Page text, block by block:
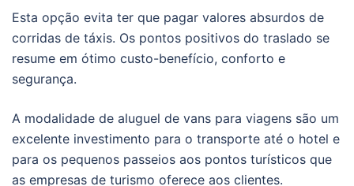
Esta opção evita ter que pagar valores absurdos de
corridas de táxis. Os pontos positivos do traslado se
resume em ótimo custo-benefício, conforto e
segurança.
A modalidade de aluguel de vans para viagens são um
excelente investimento para o transporte até o hotel e
para os pequenos passeios aos pontos turísticos que
as empresas de turismo oferece aos clientes.